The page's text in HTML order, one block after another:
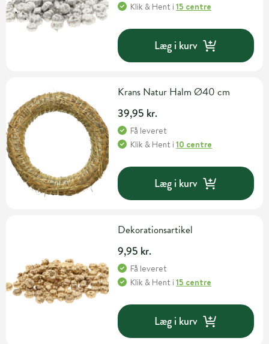
Klik & Hent i15 centre
Læg i kurv
Krans Natur Halm Ø40 cm
39,95 kr.
Få leveret
Klik & Hent i10 centre
Læg i kurv
Dekorationsartikel
9,95 kr.
Få leveret
Klik & Hent i15 centre
Læg i kurv